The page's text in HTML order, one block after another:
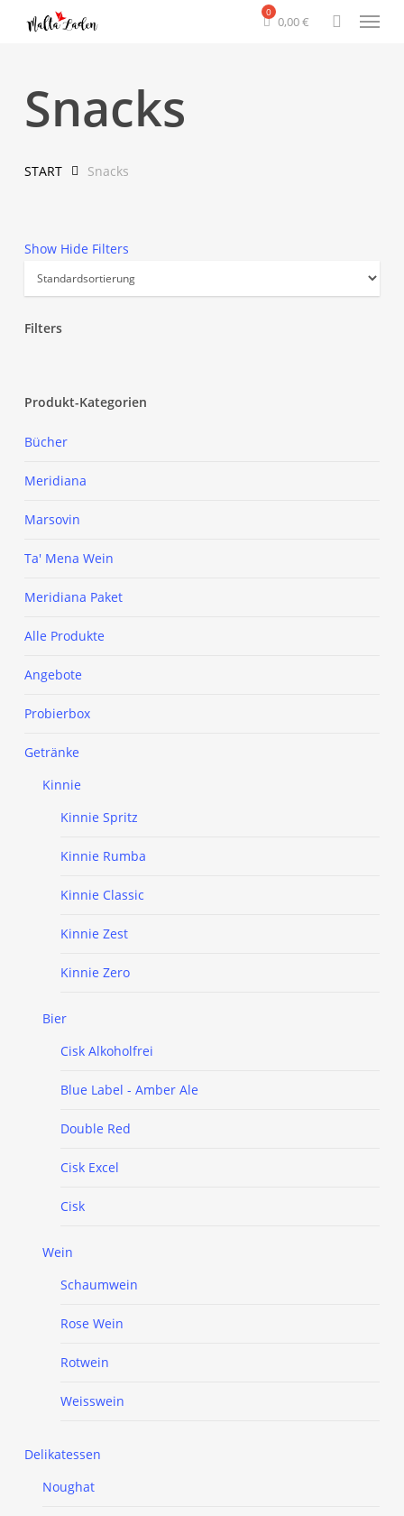
0,00€ Menu
Snacks
START Snacks
Show Hide Filters
Filters
Produkt-Kategorien
Bücher
Meridiana
Marsovin
Ta' Mena Wein
Meridiana Paket
Alle Produkte
Angebote
Probierbox
Getränke
Kinnie
Kinnie Spritz
Kinnie Rumba
Kinnie Classic
Kinnie Zest
Kinnie Zero
Bier
Cisk Alkoholfrei
Blue Label - Amber Ale
Double Red
Cisk Excel
Cisk
Wein
Schaumwein
Rose Wein
Rotwein
Weisswein
Delikatessen
Noughat